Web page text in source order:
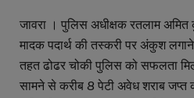
जावरा । पुलिस अधीक्षक रतलाम अमित
मादक पदार्थ की तस्करी पर अंकुश
तहत ढोढर चोकी पुलिस को सफलता
सामने से करीब 8 पेटी अवेध शराब जप्त